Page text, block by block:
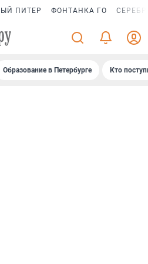
ПИТЕР ФОНТАНКА ГО
Образование в Петербурге Кто